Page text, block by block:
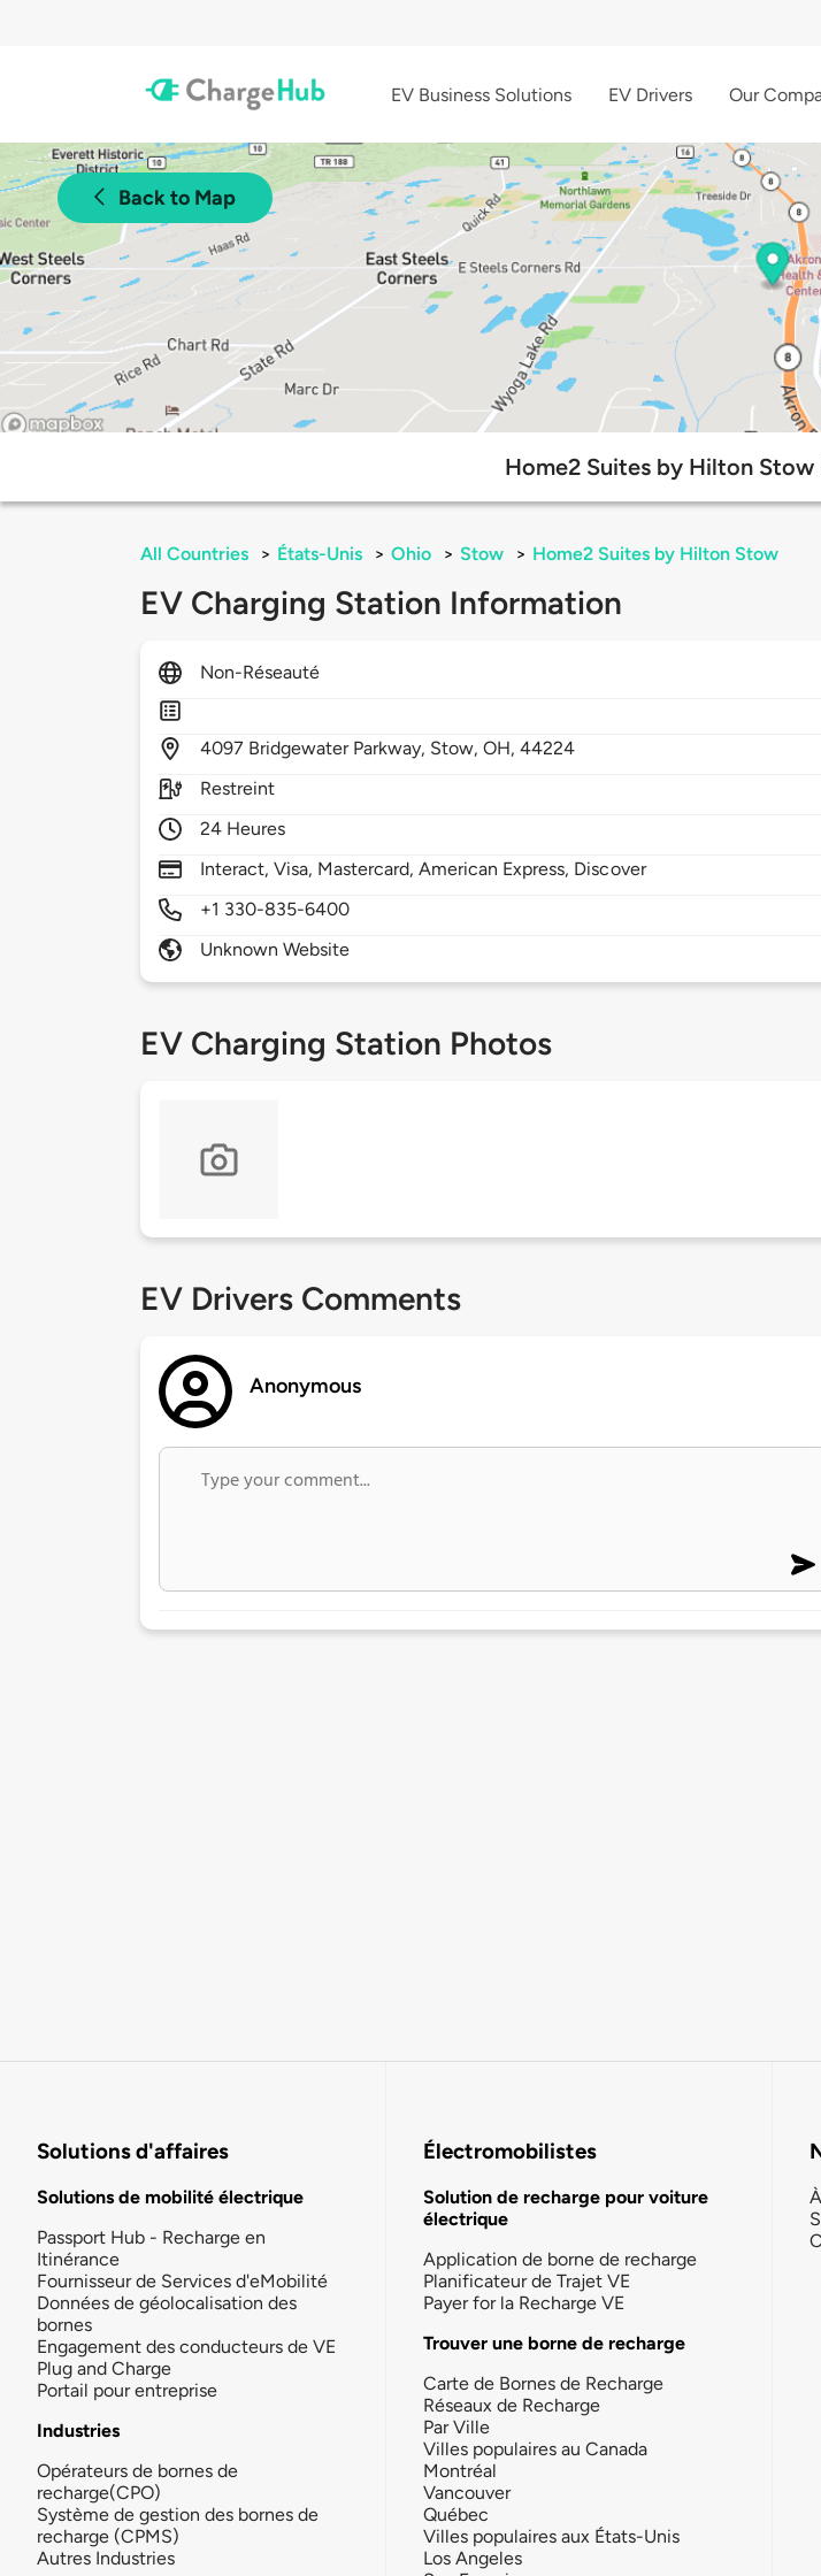
EV Business Solutions EV Drivers Our
Back to Map
Home2 Suites by Hilton Stow
All Countries > États-Unis > Ohio > Stow > Home2 Suites by Hilton Stow
EV Charging Station Information
Non-Réseauté
4097 Bridgewater Parkway, Stow,OH,44224
Restreint
24 Heures
Interact, Visa, Mastercard, American Express, Discover
+1 330-835-6400
Unknown Website
EV Charging Station Photos
EV Drivers Comments
Anonymous
Solutions d'affaires
Solutions de mobilité électrique
Passport Hub - Recharge en
Itinérance
Fournisseur de Services d'eMobilité
Données de géolocalisation des
bornes
Engagement des conducteurs de VE
Plug and Charge
Portail pour entreprise
Industries
Opérateurs de bornes de
recharge(CPO)
Système de gestion des bornes de
recharge (CPMS)
Autres Industries
Électromobilistes
Solution de recharge pour voiture
électrique
Application de borne de recharge
Planificateur de Trajet VE
Payer for la Recharge VE
Trouver une borne de recharge
Carte de Bornes de Recharge
Réseaux de Recharge
Par Ville
Villes populaires au Canada
Montréal
Vancouver
Québec
Villes populaires aux États-Unis
Los Angeles